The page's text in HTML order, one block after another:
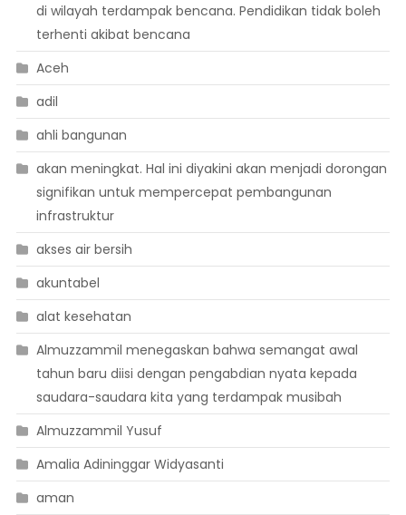
di wilayah terdampak bencana. Pendidikan tidak boleh
terhenti akibat bencana
Aceh
adil
ahli bangunan
akan meningkat. Hal ini diyakini akan menjadi dorongan
signifikan untuk mempercepat pembangunan
infrastruktur
akses air bersih
akuntabel
alat kesehatan
Almuzzammil menegaskan bahwa semangat awal
tahun baru diisi dengan pengabdian nyata kepada
saudara-saudara kita yang terdampak musibah
Almuzzammil Yusuf
Amalia Adininggar Widyasanti
aman